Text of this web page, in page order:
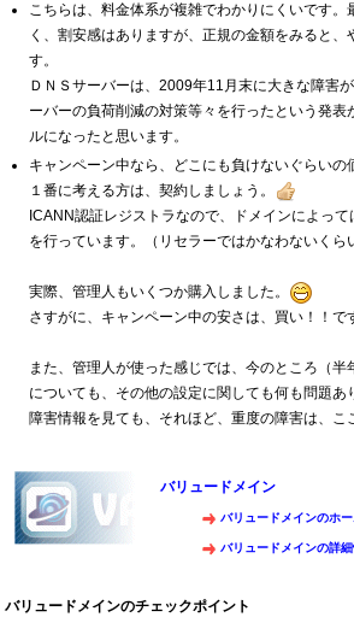
こちらは、料金体系が複雑でわかりにくいです。
く、割安感はありますが、正規の金額をみると、
す。
ＤＮＳサーバーは、2009年11月末に大きな障害
ーバーの負荷削減の対策等々を行ったという発
ルになったと思います。
キャンペーン中なら、どこにも負けないぐらいの
１番に考える方は、契約しましょう。
ICANN認証レジストラなので、ドメインによっ
を行っています。（リセラーではかなわないくら
実際、管理人もいくつか購入しました。
さすがに、キャンペーン中の安さは、買い！！で
また、管理人が使った感じでは、今のところ（
についても、その他の設定に関しても何も問題あ
障害情報を見ても、それほど、重度の障害は、こ
バリュードメイン
バリュードメインのホ
バリュードメインの詳
バリュードメインのチェックポイント